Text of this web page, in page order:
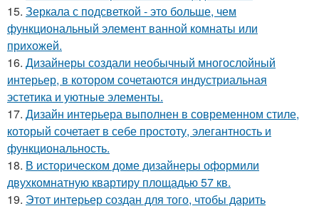
15. Зеркала с подсветкой - это больше, чем
функциональный элемент ванной комнаты или
прихожей.
16. Дизайнеры создали необычный многослойный
интерьер, в котором сочетаются индустриальная
эстетика и уютные элементы.
17. Дизайн интерьера выполнен в современном стиле,
который сочетает в себе простоту, элегантность и
функциональность.
18. В историческом доме дизайнеры оформили
двухкомнатную квартиру площадью 57 кв.
19. Этот интерьер создан для того, чтобы дарить